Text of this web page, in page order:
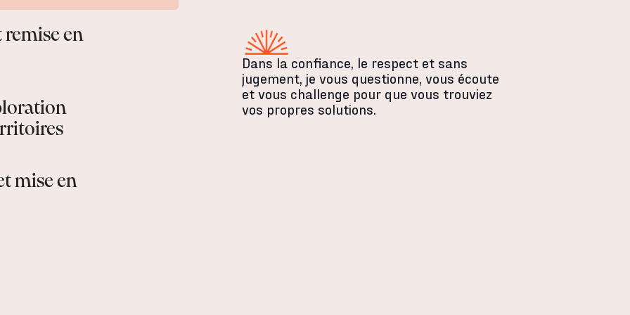
remise en
mise en
Dans la confiance, le respect et sans
jugement, je vous questionne, vous écoute
et vous challenge pour que vous trouviez
vos propres solutions.